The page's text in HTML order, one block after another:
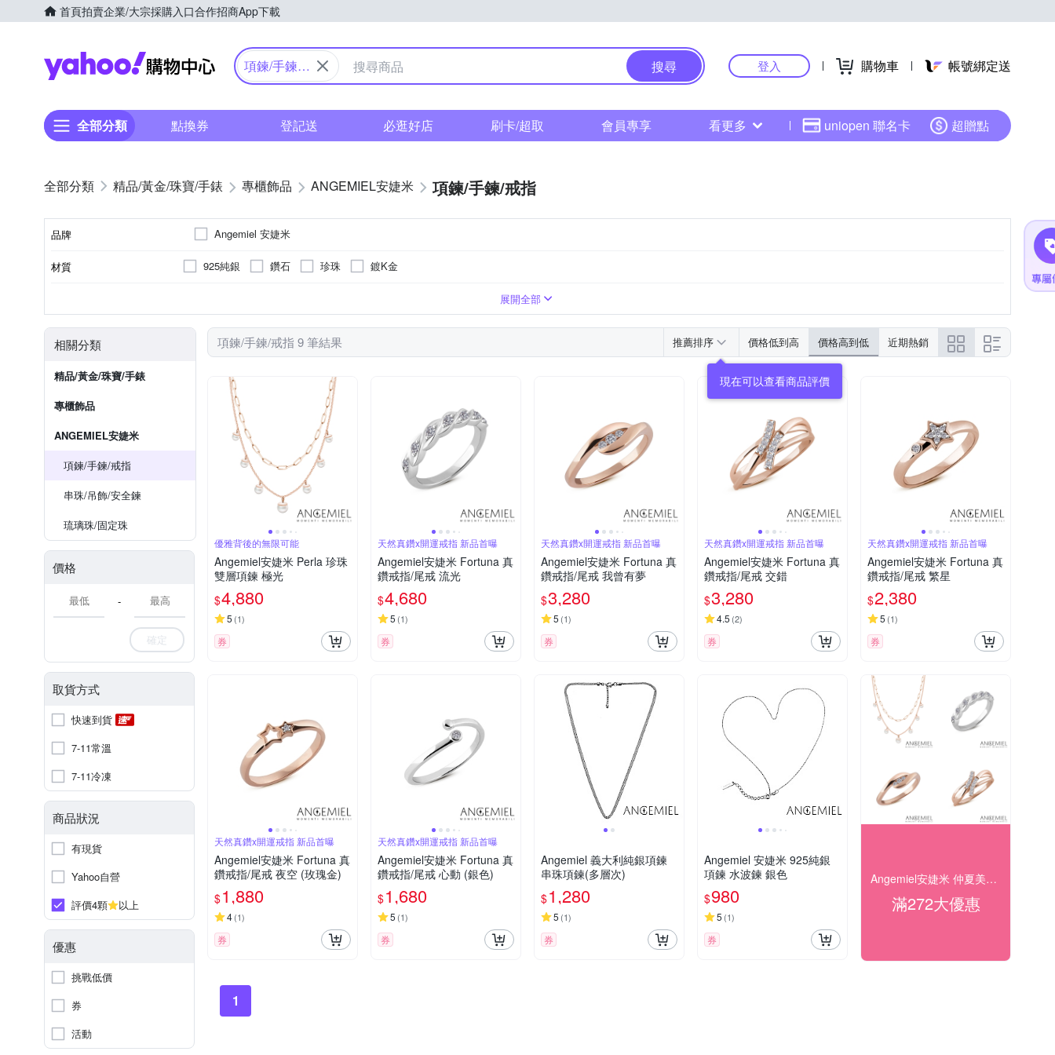
首頁拍賣企業/大宗採購入口合作招商App下載
Yahoo購物中心
項鍊/手鍊/
搜尋 登入 購物車 帳號綁定送
全部分類 點換券 登記送 必逛好店 刷卡/超取 會員專享 看更多 uniopen 聯名卡 超贈點
精品/黃金/珠寶/手錶 專櫃飾品 ANGEMIEL安婕米 項鍊/手鍊/戒指
品牌 Angemiel 安婕米
材質 925純銀 鑽石 珍珠 鍍K金
展開全部
相關分類
精品/黃金/珠寶/手錶
專櫃飾品
ANGEMIEL安婕米
項鍊/手鍊/戒指
串珠/吊飾/安全鍊
琉璃珠/固定珠
價格
-
確定
取貨方式
快速到貨
7-11常溫
7-11冷凍
商品狀況
有現貨
Yahoo自營
評價4顆
以上
優惠
挑戰低價
券
活動
項鍊/手鍊/戒指 9 筆結果 推薦排序 價格低到高 價格高到低 近期熱銷
現在可以查看商品評價
優雅背後的無限可能
Angemiel安婕米 Perla 珍珠
雙層項鍊 極光
$4,880
5 (1)
券
天然真鑽x開運戒指 新品首曝
Angemiel安婕米 Fortuna 真
鑽戒指/尾戒 流光
$4,680
5 (1)
券
天然真鑽x開運戒指 新品首曝
Angemiel安婕米 Fortuna 真
鑽戒指/尾戒 我曾有夢
$3,280
5 (1)
券
天然真鑽x開運戒指 新品首曝
Angemiel安婕米 Fortuna 真
鑽戒指/尾戒 交錯
$3,280
4.5 (2)
券
天然真鑽x開運戒指 新品首曝
Angemiel安婕米 Fortuna 真
鑽戒指/尾戒 繁星
$2,380
5 (1)
券
天然真鑽x開運戒指 新品首曝
Angemiel安婕米 Fortuna 真
鑽戒指/尾戒 夜空 (玫瑰金)
$1,880
4(1)
券
天然真鑽x開運戒指 新品首曝
Angemiel安婕米 Fortuna 真
鑽戒指/尾戒 心動 (銀色)
$1,680
5 (1)
券
Angemiel 義大利純銀項鍊
串珠項鍊(多層次)
$1,280
5 (1)
券
Angemiel 安婕米 925純銀
項鍊 水波鍊 銀色
$980
5 (1)
券
Angemiel安婕米 仲夏美學 精選4折起
滿272大優惠
1